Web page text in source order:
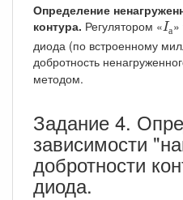
Определение
контура. Регулятором «Iа
Iа»
диода (по встроенному
добротность
методом.
Задание 4.
зависимости
добротности
диода.